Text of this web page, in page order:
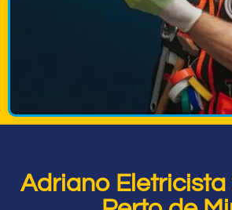
Adriano Eletricista